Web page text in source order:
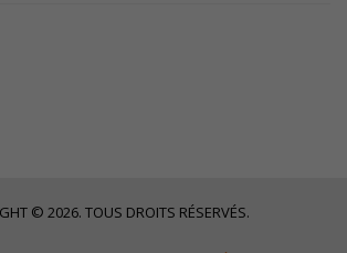
© 2026. TOUS DROITS RÉSERVÉS.